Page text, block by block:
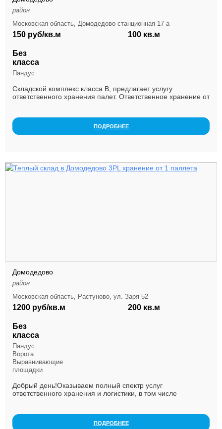
район
Московская область, Домодедово станционная 17 а
150 руб/кв.м 100 кв.м
Без
класса
Пандус
Складской комплекс класса B, предлагает услугу
ответственного хранения палет. Ответственное хранение от
ПОДРОБНЕЕ
Домодедово
район
Московская область, Растуново, ул. Заря 52
1200 руб/кв.м 200 кв.м
Без
класса
Пандус
Ворота
Выравнивающие
площадки
Добрый день!Оказываем полный спектр услуг
ответственного хранения и логистики, в том числе
ПОДРОБНЕЕ